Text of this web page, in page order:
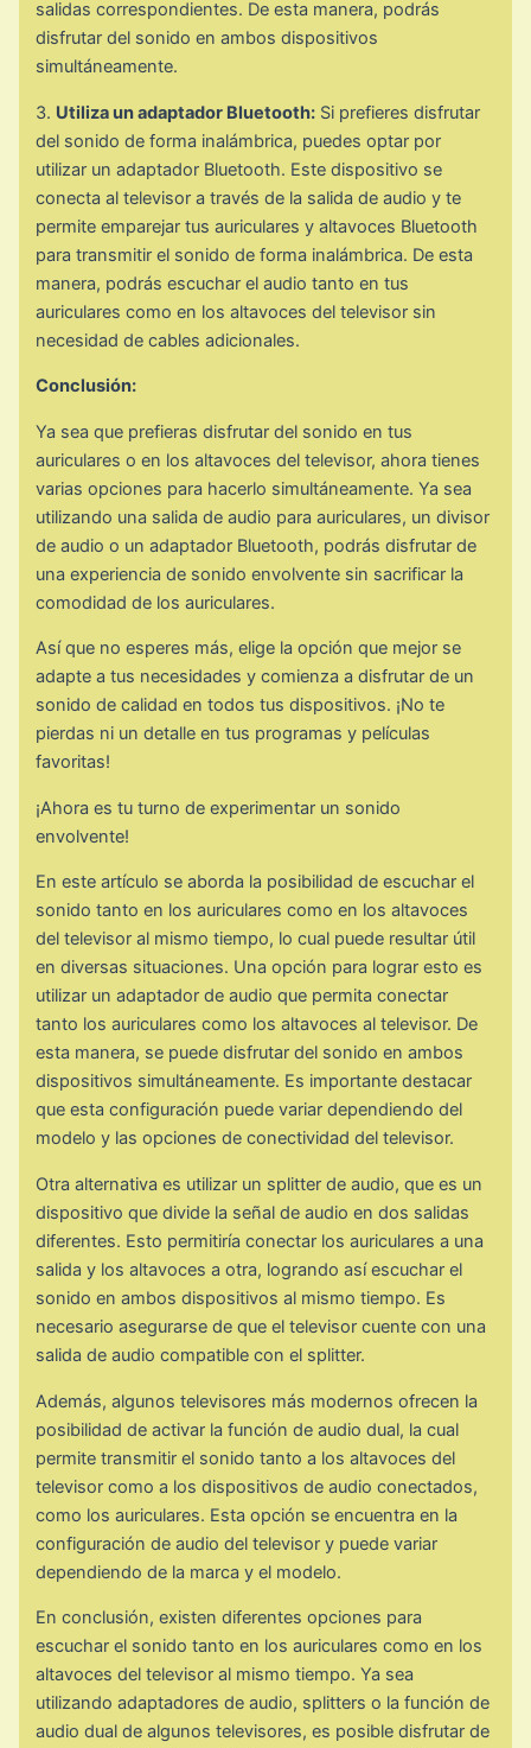
salidas correspondientes. De esta manera, podrás
disfrutar del sonido en ambos dispositivos
simultáneamente.
3. Utiliza un adaptador Bluetooth: Si prefieres disfrutar
del sonido de forma inalámbrica, puedes optar por
utilizar un adaptador Bluetooth. Este dispositivo se
conecta al televisor a través de la salida de audio y te
permite emparejar tus auriculares y altavoces Bluetooth
para transmitir el sonido de forma inalámbrica. De esta
manera, podrás escuchar el audio tanto en tus
auriculares como en los altavoces del televisor sin
necesidad de cables adicionales.
Conclusión:
Ya sea que prefieras disfrutar del sonido en tus
auriculares o en los altavoces del televisor, ahora tienes
varias opciones para hacerlo simultáneamente. Ya sea
utilizando una salida de audio para auriculares, un divisor
de audio o un adaptador Bluetooth, podrás disfrutar de
una experiencia de sonido envolvente sin sacrificar la
comodidad de los auriculares.
Así que no esperes más, elige la opción que mejor se
adapte a tus necesidades y comienza a disfrutar de un
sonido de calidad en todos tus dispositivos. ¡No te
pierdas ni un detalle en tus programas y películas
favoritas!
¡Ahora es tu turno de experimentar un sonido
envolvente!
En este artículo se aborda la posibilidad de escuchar el
sonido tanto en los auriculares como en los altavoces
del televisor al mismo tiempo, lo cual puede resultar útil
en diversas situaciones. Una opción para lograr esto es
utilizar un adaptador de audio que permita conectar
tanto los auriculares como los altavoces al televisor. De
esta manera, se puede disfrutar del sonido en ambos
dispositivos simultáneamente. Es importante destacar
que esta configuración puede variar dependiendo del
modelo y las opciones de conectividad del televisor.
Otra alternativa es utilizar un splitter de audio, que es un
dispositivo que divide la señal de audio en dos salidas
diferentes. Esto permitiría conectar los auriculares a una
salida y los altavoces a otra, logrando así escuchar el
sonido en ambos dispositivos al mismo tiempo. Es
necesario asegurarse de que el televisor cuente con una
salida de audio compatible con el splitter.
Además, algunos televisores más modernos ofrecen la
posibilidad de activar la función de audio dual, la cual
permite transmitir el sonido tanto a los altavoces del
televisor como a los dispositivos de audio conectados,
como los auriculares. Esta opción se encuentra en la
configuración de audio del televisor y puede variar
dependiendo de la marca y el modelo.
En conclusión, existen diferentes opciones para
escuchar el sonido tanto en los auriculares como en los
altavoces del televisor al mismo tiempo. Ya sea
utilizando adaptadores de audio, splitters o la función de
audio dual de algunos televisores, es posible disfrutar de